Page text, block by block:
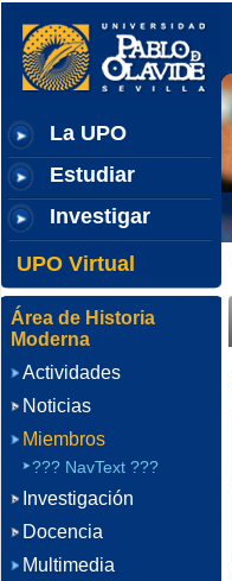
La UPO
Estudiar
Investigar
UPO Virtual
Área de Historia
Moderna
Actividades
Noticias
Miembros
??? NavText ???
Investigación
Docencia
Multimedia